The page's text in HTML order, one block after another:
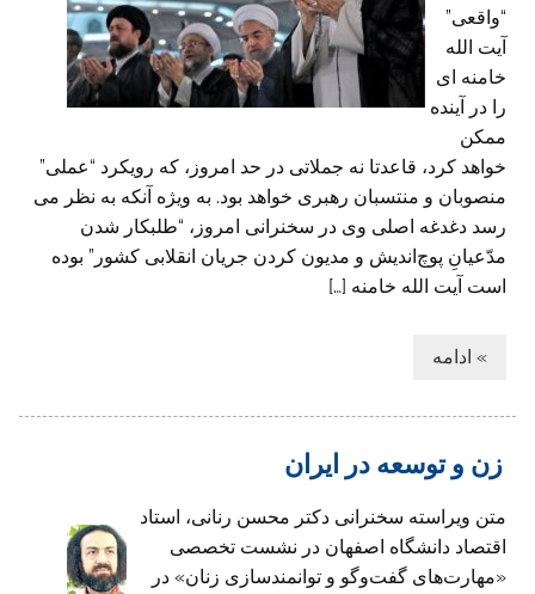
“واقعی”
آیت الله
خامنه ای
را در آینده
ممکن
خواهد کرد، قاعدتا نه جملاتی در حد امروز، که رویکرد “عملی”
منصوبان و منتسبان رهبری خواهد بود. به ویژه آنکه به نظر می
رسد دغدغه اصلی وی در سخنرانی امروز، “طلبکار شدن
مدّعیانِ‌ پوچ‌اندیش و مدیون کردن جریان انقلابی کشور” بوده
است آیت الله خامنه […]
» ادامه
زن و توسعه در ایران
متن ویراسته سخنرانی دکتر محسن رنانی، استاد
اقتصاد دانشگاه اصفهان در نشست تخصصی
«مهارت‌های گفت‌وگو و توانمندسازی زنان» در